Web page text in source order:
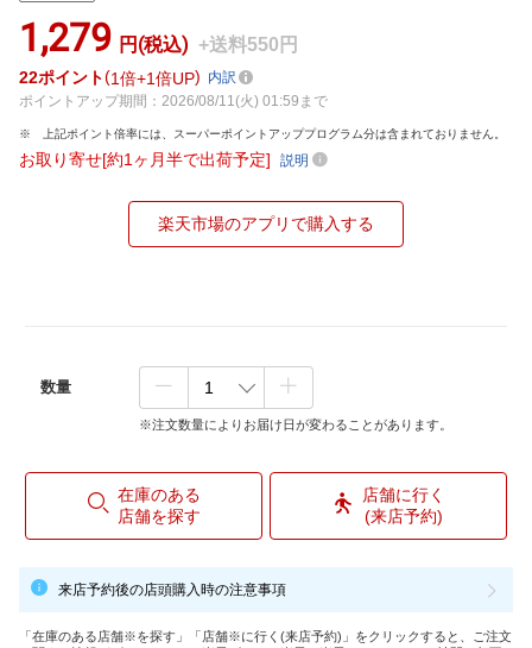
1,279 円(税込) +送料550円
22ポイント 1倍 1倍UP
内訳
ポイントアップ期間：2026/08/11(火) 01:59まで
上記ポイント倍率には、スーパーポイントアッププログラム分は含まれておりません。
お取り寄せ[約1ヶ月半で出荷予定] 説明
楽天市場のアプリで購入する
数量
※注文数量によりお届け日が変わることがあります。
在庫のある
店舗を探す
店舗に行く
(来店予約)
来店予約後の店頭購入時の注意事項
「在庫のある店舗※を探す」「店舗※に行く(来店予約)」をクリックすると、ご注文